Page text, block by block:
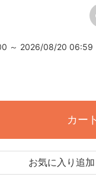
～ 2026/08/20 06:59
カー
お気に入り追加